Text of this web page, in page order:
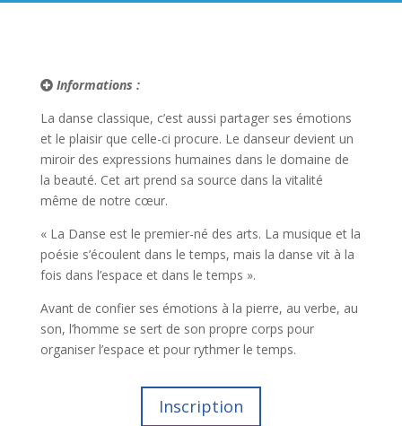
Informations :
La danse classique, c’est aussi partager ses émotions
et le plaisir que celle-ci procure. Le danseur devient un
miroir des expressions humaines dans le domaine de
la beauté. Cet art prend sa source dans la vitalité
même de notre cœur.
« La Danse est le premier-né des arts. La musique et la
poésie s’écoulent dans le temps, mais la danse vit à la
fois dans l’espace et dans le temps ».
Avant de confier ses émotions à la pierre, au verbe, au
son, l’homme se sert de son propre corps pour
organiser l’espace et pour rythmer le temps.
Inscription